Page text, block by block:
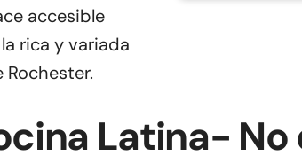
accesible
rica y variada
Rochester.
Latina-